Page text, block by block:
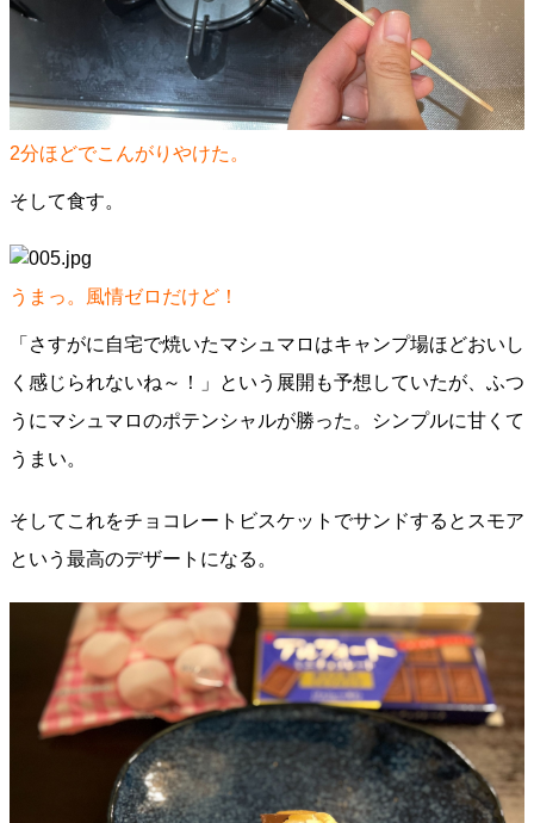
2分ほどでこんがりやけた。
そして食す。
うまっ。風情ゼロだけど！
「さすがに自宅で焼いたマシュマロはキャンプ場ほどおいし
く感じられないね～！」という展開も予想していたが、ふつ
うにマシュマロのポテンシャルが勝った。シンプルに甘くて
うまい。
そしてこれをチョコレートビスケットでサンドするとスモア
という最高のデザートになる。